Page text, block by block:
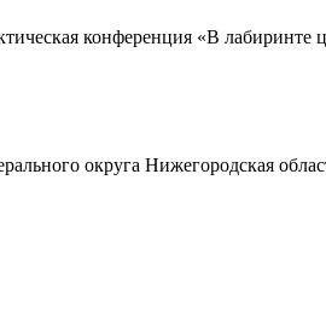
конференция «В лабиринте
округа Нижегородская